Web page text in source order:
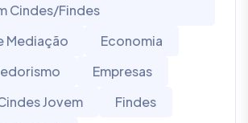
Cindes/Findes
Mediação
Economia
Empresas
Jovem
Findes